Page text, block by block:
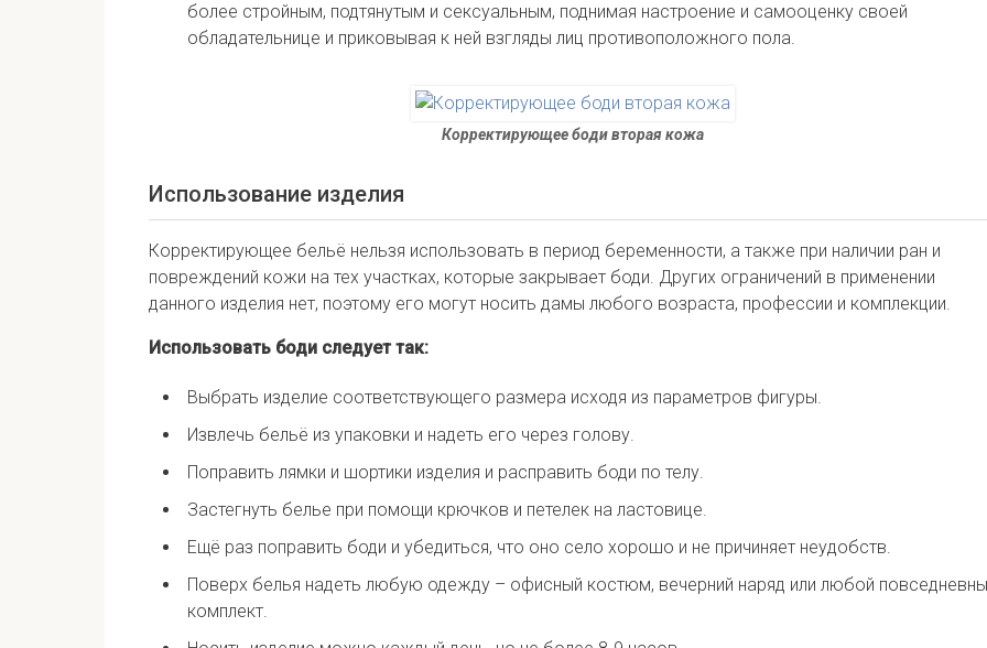
более стройным, подтянутым и сексуальным, поднимая настроение и самооценку своей
обладательнице и приковывая к ней взгляды лиц противоположного пола.
Корректирующее боди вторая кожа
Использование изделия
Корректирующее бельё нельзя использовать в период беременности, а также при наличии ран и
повреждений кожи на тех участках, которые закрывает боди. Других ограничений в применении
данного изделия нет, поэтому его могут носить дамы любого возраста, профессии и комплекции.
Использовать боди следует так:
Выбрать изделие соответствующего размера исходя из параметров фигуры.
Извлечь бельё из упаковки и надеть его через голову.
Поправить лямки и шортики изделия и расправить боди по телу.
Застегнуть белье при помощи крючков и петелек на ластовице.
Ещё раз поправить боди и убедиться, что оно село хорошо и не причиняет неудобств.
Поверх белья надеть любую одежду – офисный костюм, вечерний наряд или любой
комплект.